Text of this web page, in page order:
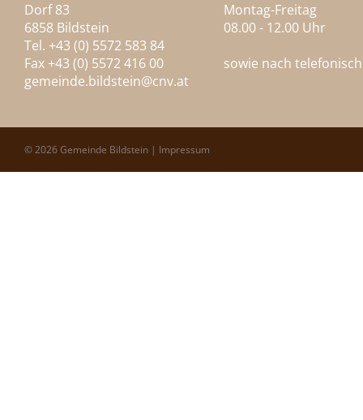
Dorf 83
6858 Bildstein
Tel. +43 (0) 5572 583 84
Fax +43 (0) 5572 416 00
gemeinde.bildstein@cnv.at
Montag-Freitag
08.00 - 12.00 Uhr
sowie nach
© 2026 Gemeinde Bildstein | Impressum